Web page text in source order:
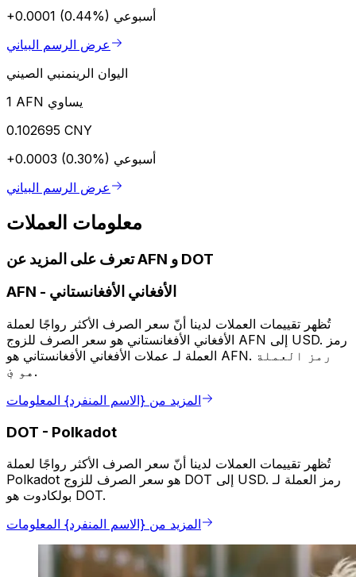
+0.0001 (0.44%) أسبوعي
عرض الرسم البياني
اليوان الرينمنبي الصيني
1 AFN يساوي
0.102695 CNY
+0.0003 (0.30%) أسبوعي
عرض الرسم البياني
معلومات العملات
تعرف على المزيد عن AFN و DOT
AFN - الأفغاني الأفغانستاني
تُظهر تقييمات العملات لدينا أنّ سعر الصرف الأكثر رواجًا لعملة
الأفغاني الأفغانستاني هو سعر الصرف للزوج AFN إلى USD. رمز
العملة لـ عملات الأفغاني الأفغانستاني هو AFN. رمز العملة
هو ؋.
المزيد من {الاسم المنفرد} المعلومات
DOT - Polkadot
تُظهر تقييمات العملات لدينا أنّ سعر الصرف الأكثر رواجًا لعملة
Polkadot هو سعر الصرف للزوج DOT إلى USD. رمز العملة لـ
بولكادوت هو DOT.
المزيد من {الاسم المنفرد} المعلومات